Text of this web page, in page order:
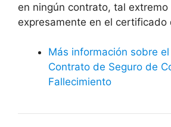
en ningún contrato, tal
expresamente en el certificado
Más información sobre
Contrato de Seguro de
Fallecimiento